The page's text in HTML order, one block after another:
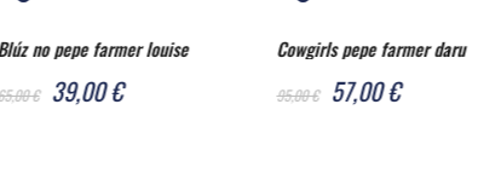
Cowgirls pepe farmer daru
95,00 € 57,00 €
Cowgirls pepe farmer daru
95,00 € 57,00 €